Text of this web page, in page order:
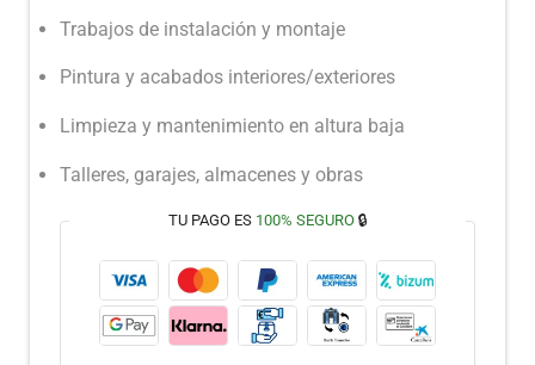
Trabajos de instalación y montaje
Pintura y acabados interiores/exteriores
Limpieza y mantenimiento en altura baja
Talleres, garajes, almacenes y obras
TU PAGO ES 100% SEGURO🔒